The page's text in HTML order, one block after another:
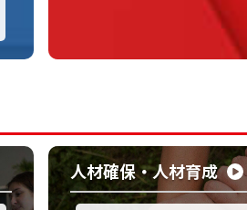
人材確保・人材育成